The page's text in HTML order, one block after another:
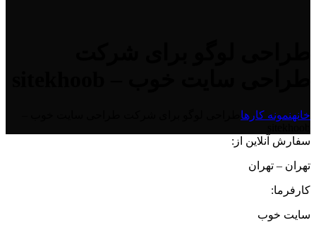
خانهنمونه کارها
سفارش آنلاین از:
تهران – تهران
کارفرما:
سایت خوب